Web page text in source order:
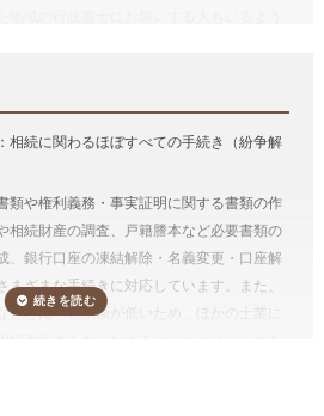
手続きは行政書士に依頼することができま
料は多岐にわたるため、それを一つひと
像以上に手間がかかります。手続きを専門
生活のペースを守り、今後の生活の方針や
が出来ます。
依頼した方が割安になりますし、面倒が
相続に関わるほぼすべての手続き（紛争解
類や権利義務・事実証明に関する書類の作
相続財産の調査、戸籍謄本など必要書類の
、銀行口座の凍結解除・名義変更・口座解
ざまな手続きに対応しています。また、
どと比べ報酬額が低いため、ほかの士業に